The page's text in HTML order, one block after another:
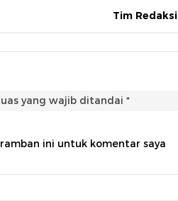
Tim Redaksi
yang wajib ditandai *
ini untuk komentar saya